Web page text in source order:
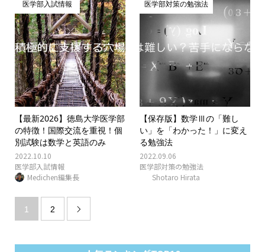
医学部入試情報
【最新2026】徳島大学医学部
の特徴！国際交流を重視！個
別試験は数学と英語のみ
2022.10.10
医学部入試情報
Medichen編集長
医学部対策の勉強法
【保存版】数学Ⅲの「難し
い」を「わかった！」に変え
る勉強法
2022.09.06
医学部対策の勉強法
Shotaro Hirata
1 2 